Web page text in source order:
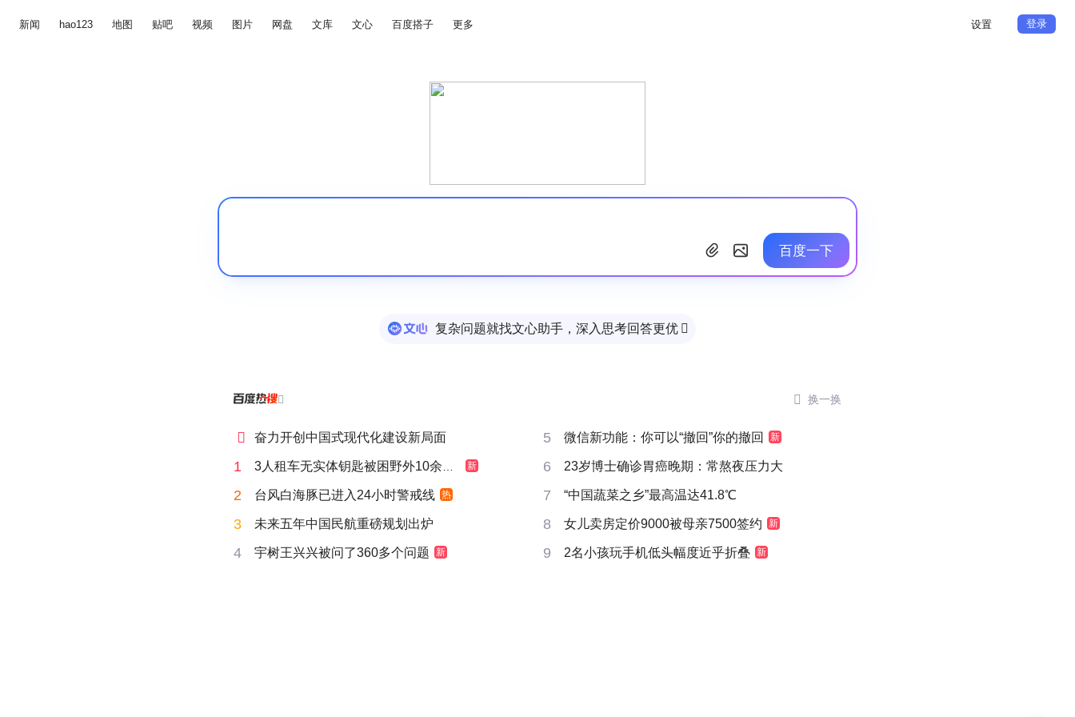
新闻 hao123 地图 贴吧 视频 图片 网盘 文库 文心 百度搭子 更多 设置 登录
百度一下
复杂问题就找文心助手，深入思考回答更优 
  换一换
 奋力开创中国式现代化建设新局面 5 微信新功能：你可以“撤回”你的撤回 新
1 3人租车无实体钥匙被困野外10余小时 新 6 23岁博士确诊胃癌晚期：常熬夜压力大
2 台风白海豚已进入24小时警戒线 热 7 “中国蔬菜之乡”最高温达41.8℃
3 未来五年中国民航重磅规划出炉 8 女儿卖房定价9000被母亲7500签约 新
4 宇树王兴兴被问了360多个问题 新 9 2名小孩玩手机低头幅度近乎折叠 新